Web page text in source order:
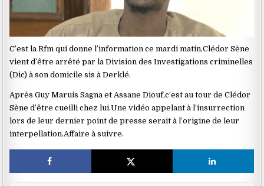
C’est la Rfm qui donne l’information ce mardi matin,Clédor Sène
vient d’être arrêté par la Division des Investigations criminelles
(Dic) à son domicile sis à Derklé.
Après Guy Maruis Sagna et Assane Diouf,c’est au tour de Clédor
Sène d’être cueilli chez lui.Une vidéo appelant à l’insurrection
lors de leur dernier point de presse serait à l’origine de leur
interpellation.Affaire à suivre.